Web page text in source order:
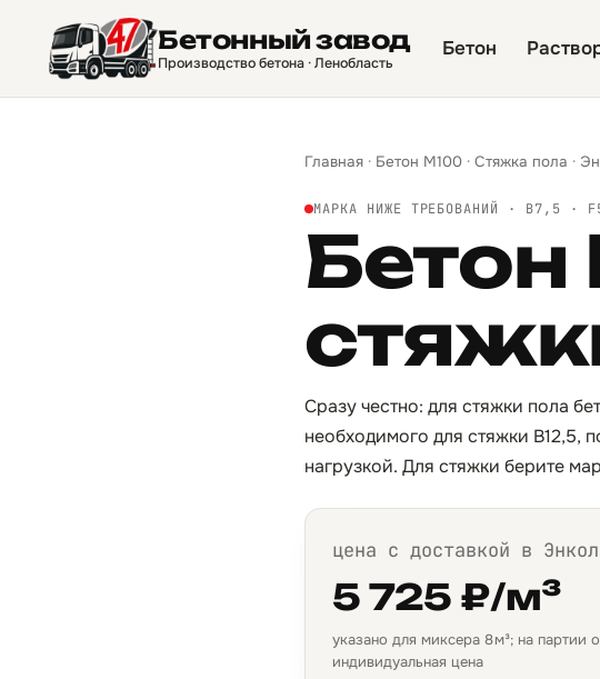
Бетонный завод
Производство бетона · Ленобласть
Бетон
Главная · Бетон М100 · Стяжка пола ·
МАРКА НИЖЕ ТРЕБОВАНИЙ · B7,5 ·
Сразу честно: для стяжки пола
необходимого для стяжки B12,5,
нагрузкой. Для стяжки берите
цена с доставкой в
5 725 ₽/м³
указано для миксера 8 м³; на партии
индивидуальная цена